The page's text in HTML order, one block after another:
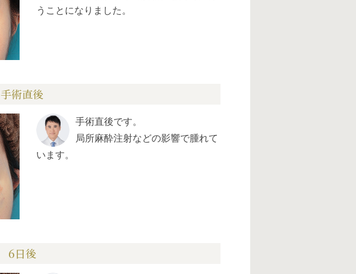
うことになりました。
手術直後
手術直後です。
局所麻酔注射などの影響で腫れて
います。
6日後